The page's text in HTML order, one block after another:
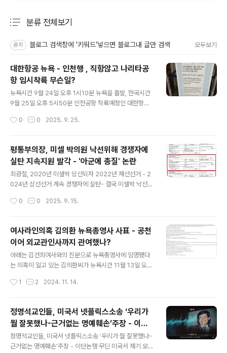
분류 전체보기
공지 블로그 검색창에 '키워드'넣으면 블로그내 글만 검색 모두보기
대한항공 뉴욕 - 인천행 , 직항않고 나리타공
항 임시착륙 무슨일?
뉴욕시간 9월 24일 오후 1시10분 뉴욕을 출발, 한국시간
9월 25일 오후 5시50분 인천공항 착륙예정인 대한항공
것으로 확인됐습니다, 대한항공은은 오늘 낮 JFK공항 출
제한의 영향으로 우회항로를 사용, 일본 나리타공항에 임
시착륙한뒤 다시 인천으로 재운항할 것'이라고 밝혔습니
다.이에 따라 오후 5시50분 인천공항 도착예정이던 KE0
82는 3시간여 지연된 오후 9시 도착예정이라고 밝혔으며,
특히 도착시간이 변동될 수 있다고 설명했습니다.대한항공
하며, 우회항로 사용이유가 무엇이냐고 물었으나, 대한항
0 0 2025. 9. 25.
평통부의장, 미셀 박의원 낙선위해 경쟁자에
실탄 지속지원 발각 - '아군에 총질' 논란
최광철, 2020년 미셀박 당선되자 2022년 재선선거 - 2
024년 삼선선거 계속 경쟁자에 실탄- 결국 미셀박 낙선최
위해 2900달러 지원 - 2900달러는 개인최대 지원액최
위해 2900달러 지원 - 2900달러는 개인최대 지원액최
광철은 2022년 민주평통 미주부의장 및 KAPAC대표 -
최규선은 KAPAC 이사장최광철, 2024년 10월 4일 미셀
박의원 경쟁자 데릭 트란 당선위해 1000달러 지원최광철,
2024년 10월 13일 미셀 박의원 경쟁자 데릭 트란 당선위
경쟁자 트란 당선위해 트란빅토리펀드에 5백달러 ..
0 0 2025. 9. 15.
여사라인의혹 김의환 뉴욕총영사 사표 - 공천
이어 외교관인사까지 관여했나?
아래는 김건희여사와의 친분으로 뉴욕총영사에 임명됐다
는 의혹이 일고 있는 김의환씨가 뉴욕시간 11월 13일 오후
는 성향이 강하다는 평가를 받고 있는 분입니다, 아래는 김
--- ☆ 근거 없는 민주당 비난에 대한 총영사 입장 ☆ 국
회 외통위 소속 야당의원이 국정감사 기간중에 지속적으
로 총영사 해임, 직위해제를 떠들어대고 국정감사가 종료
된 이후에도 총영사를 공격하고 있다. 그동안 총영사에 대
한 민주당의 악랄한 공격에 대응하지 않았다. 일고의 가치
1 2 2024. 11. 14.
정명석교인들, 미국서 넷플릭스소송 ‘우리가
뭘 잘못했나-근거없는 명예훼손’주장 - 이단
논쟁 무딘 미국서 재기 모색하나
정명석교인들, 미국서 넷플릭스소송 ‘우리가 뭘 잘못했나-
근거없는 명예훼손’주장 - 이단논쟁 무딘 미국서 재기 모색